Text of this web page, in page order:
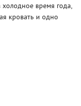
время года,
кровать и одно